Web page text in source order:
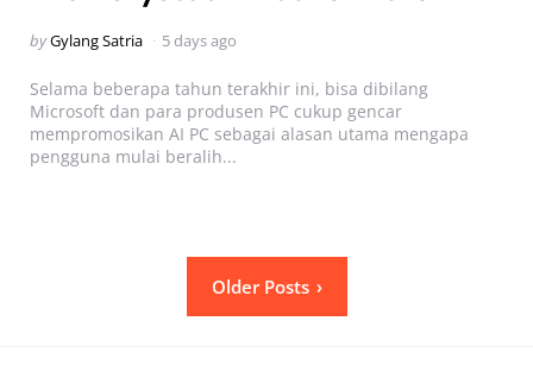
Posted
byGylang Satria 5 days ago
Selama beberapa tahun terakhir ini, bisa dibilang
Microsoft dan para produsen PC cukup gencar
mempromosikan AI PC sebagai alasan utama mengapa
pengguna mulai beralih...
Older Posts